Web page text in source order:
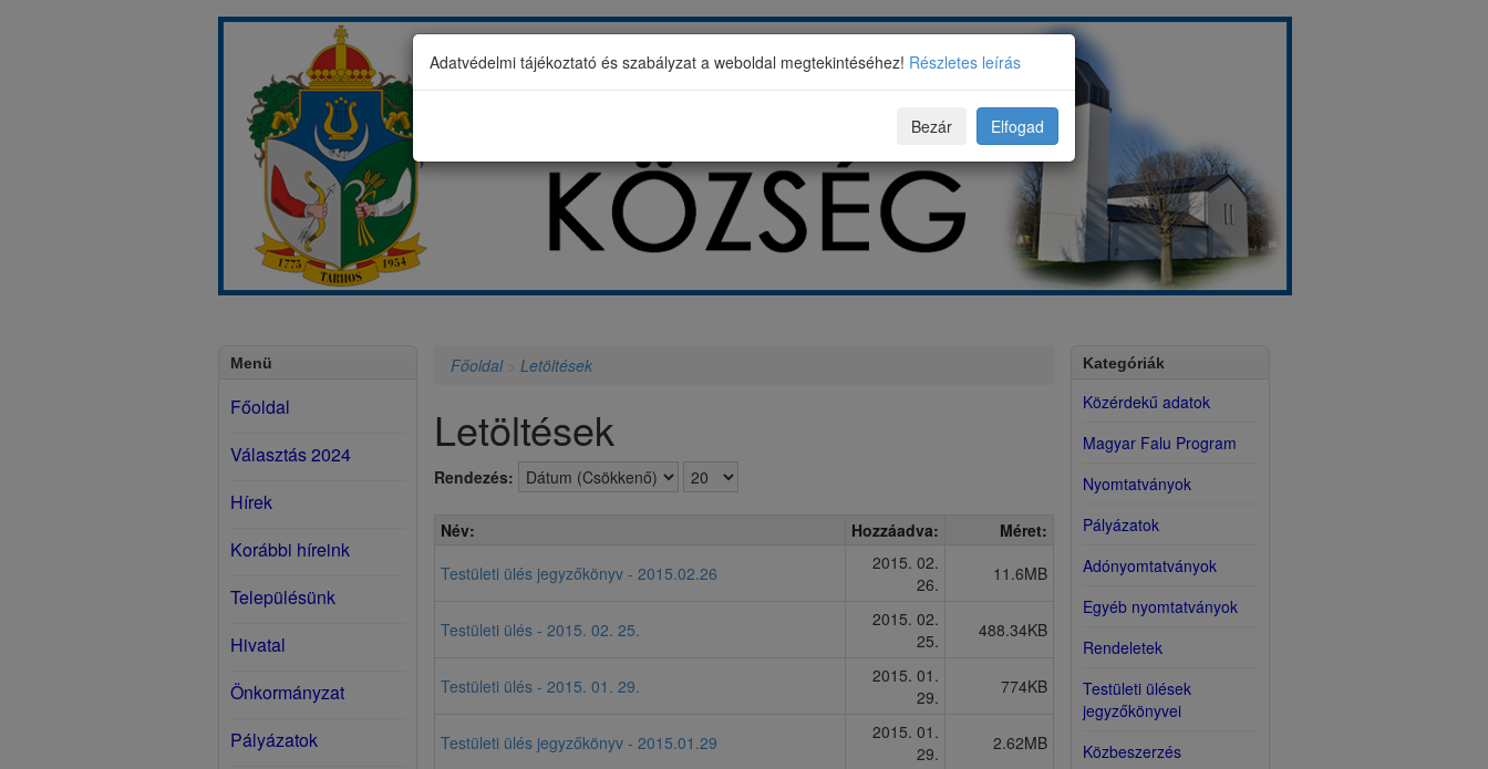
Menü
Főoldal
Választás 2024
Hírek
Korábbi híreink
Településünk
Hivatal
Önkormányzat
Pályázatok
Kategóriák
Közérdekű adatok
Magyar Falu Program
Nyomtatványok
Pályázatok
Adónyomtatványok
Egyéb nyomtatványok
Rendeletek
Testületi ülések
jegyzőkönyvei
Közbeszerzés
Főoldal> Letöltések
Letöltések
Rendezés:
Név: Hozzáadva:
Méret:
Testületi ülés jegyzőkönyv - 2015.02.26
2015. 02.
26.
11.6MB
Testületi ülés - 2015. 02. 25.
2015. 02.
25.
488.34KB
Testületi ülés - 2015. 01. 29.
2015. 01.
29.
774KB
Testületi ülés jegyzőkönyv - 2015.01.29
2015. 01.
29.
2.62MB
Adatvédelmi tájékoztató és szabályzat a weboldal megtekintéséhez! Részletes leírás
Bezár Elfogad